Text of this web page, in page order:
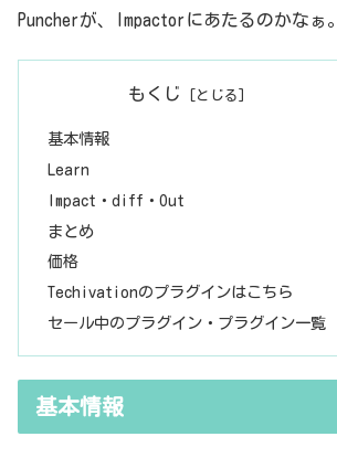
Puncherが、Impactorにあたるのかなぁ。
もくじ
基本情報
Learn
Impact・diff・Out
まとめ
価格
Techivationのプラグインはこちら
セール中のプラグイン・プラグイン一覧
基本情報